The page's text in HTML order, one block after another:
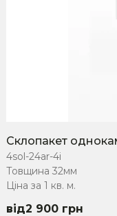
Склопакет
4sol-24ar-4i
Товщина 32мм
Ціна за 1 кв. м.
2 900 грн